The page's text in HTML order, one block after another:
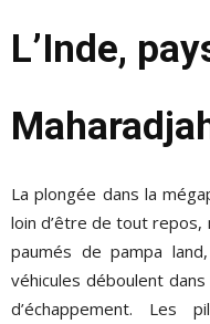
L’Inde,
La plongée dans la
loin d’être de tout
paumés de pampa
véhicules déboulent
d’échappement. Les